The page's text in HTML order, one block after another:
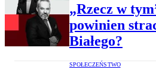
„Rzecz w
powinien
Białego?
SPOŁECZEŃSTWO